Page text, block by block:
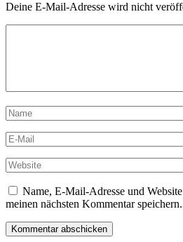
Deine E-Mail-Adresse wird nicht
Name, E-Mail-Adresse und
meinen nächsten Kommentar speichern.